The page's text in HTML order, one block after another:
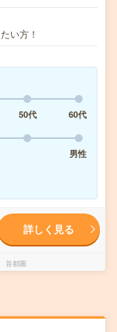
い方！
50代
60代
男性
詳しく見る
首都圏